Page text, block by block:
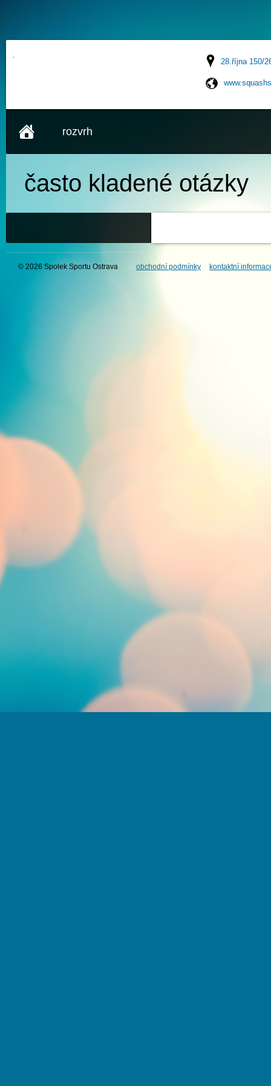
28.října 150/
rozvrh
často kladené otázky
© 2026 Spolek Sportu Ostrava obchodní podmínky kontaktní